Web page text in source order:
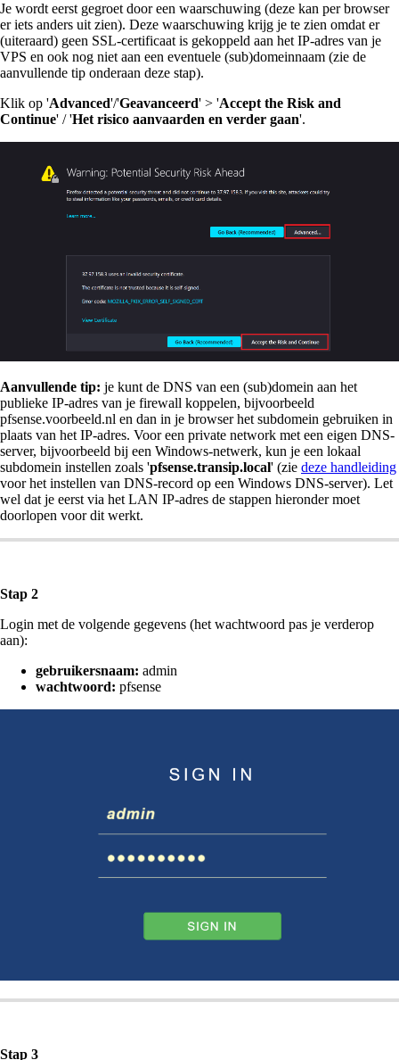
Je wordt eerst gegroet door een waarschuwing (deze kan per browser
er iets anders uit zien). Deze waarschuwing krijg je te zien omdat er
(uiteraard) geen SSL-certificaat is gekoppeld aan het IP-adres van je
VPS en ook nog niet aan een eventuele (sub)domeinnaam (zie de
aanvullende tip onderaan deze stap).
Klik op 'Advanced'/'Geavanceerd' > 'Accept the Risk and
Continue' / 'Het risico aanvaarden en verder gaan'.
Aanvullende tip: je kunt de DNS van een (sub)domein aan het
publieke IP-adres van je firewall koppelen, bijvoorbeeld
pfsense.voorbeeld.nl en dan in je browser het subdomein gebruiken in
plaats van het IP-adres. Voor een private network met een eigen DNS-
server, bijvoorbeeld bij een Windows-netwerk, kun je een lokaal
subdomein instellen zoals 'pfsense.transip.local' (zie deze handleiding
voor het instellen van DNS-record op een Windows DNS-server). Let
wel dat je eerst via het LAN IP-adres de stappen hieronder moet
doorlopen voor dit werkt.
Stap 2
Login met de volgende gegevens (het wachtwoord pas je verderop
aan):
gebruikersnaam: admin
wachtwoord: pfsense
Stap 3